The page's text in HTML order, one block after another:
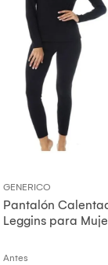
GENERICO
Pantalón
Leggins para
Antes